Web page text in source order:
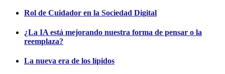
Rol de Cuidador en la Sociedad Digital
¿La IA está mejorando nuestra forma de pensar o la
reemplaza?
La nueva era de los lípidos